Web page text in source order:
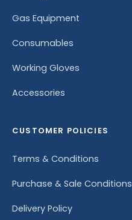
Gas Equipment
Consumables
Working Gloves
Accessories
CUSTOMER POLICIES
Terms & Conditions
Purchase & Sale Conditions
Delivery Policy